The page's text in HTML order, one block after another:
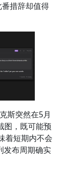
措辞却值得
斯突然在5月
图，既可能预
着短期内不会
发布周期确实